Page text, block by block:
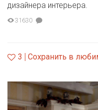
дизайнера интерьера.
31630
3 Сохранить в